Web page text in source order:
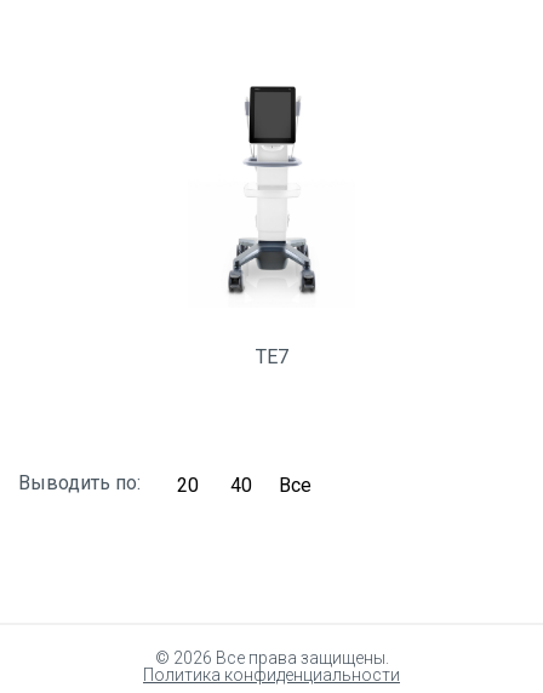
TE7
Выводить по: 20 40 Все
© 2026 Все права защищены.
Политика конфиденциальности